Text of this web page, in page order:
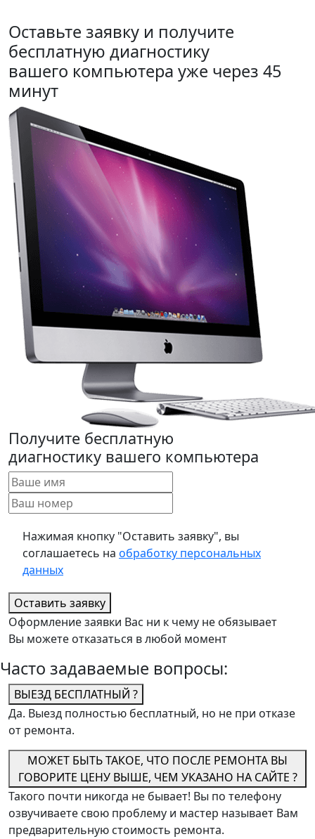
Оставьте заявку и получите
бесплатную диагностику
вашего компьютера уже через 45
минут
Получите бесплатную
диагностику вашего компьютера
Нажимая кнопку "Оставить заявку", вы
соглашаетесь на обработку персональных
данных
Оставить заявку
Оформление заявки Вас ни к чему не обязывает
Вы можете отказаться в любой момент
Часто задаваемые вопросы:
ВЫЕЗД БЕСПЛАТНЫЙ ?
Да. Выезд полностью бесплатный, но не при отказе
от ремонта.
МОЖЕТ БЫТЬ ТАКОЕ, ЧТО ПОСЛЕ РЕМОНТА ВЫ
ГОВОРИТЕ ЦЕНУ ВЫШЕ, ЧЕМ УКАЗАНО НА САЙТЕ ?
Такого почти никогда не бывает! Вы по телефону
озвучиваете свою проблему и мастер называет Вам
предварительную стоимость ремонта.